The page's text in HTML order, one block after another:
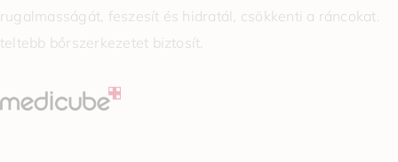
rugalmasságát, feszesít és hidratál, csökkenti a ráncokat.
teltebb bőrszerkezetet biztosít.